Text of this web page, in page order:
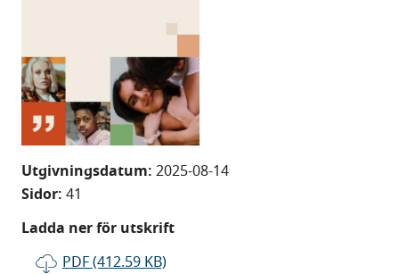
Utgivningsdatum: 2025-08-14
Sidor: 41
Ladda ner för utskrift
PDF (412.59 KB)